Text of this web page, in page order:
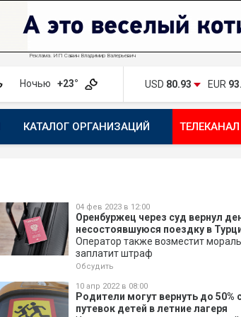
Реклама. ИП Савин Владимир Валерьевич
Ночью +23° USD 80.93 EUR
КАТАЛОГ ОРГАНИЗАЦИЙ
04 фев 2023 в 12:00
Оренбуржец через суд вернул
несостоявшуюся поездку в
Оператор также возместит
заплатит штраф
Обсудить
10 апр 2022 в 08:00
Родители могут вернуть до 50%
путевок детей в летние лагеря